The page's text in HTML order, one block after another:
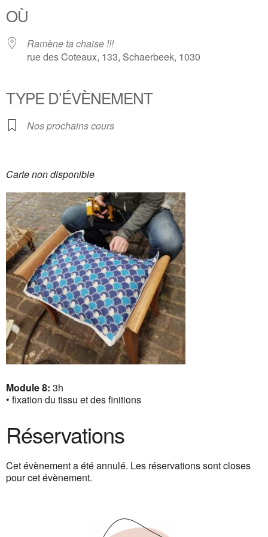
OÙ
Ramène ta chaise !!!
rue des Coteaux, 133, Schaerbeek, 1030
TYPE D’ÉVÈNEMENT
Nos prochains cours
Carte non disponible
Module 8: 3h
• fixation du tissu et des finitions
Réservations
Cet évènement a été annulé. Les réservations sont closes
pour cet évènement.